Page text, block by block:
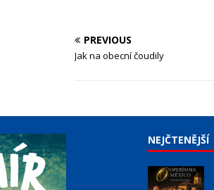
PREVIOUS
Jak na obecní čoudily
NEJČTENĚJŠÍ